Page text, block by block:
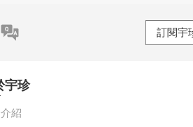
訂閱宇
宇珍
紹